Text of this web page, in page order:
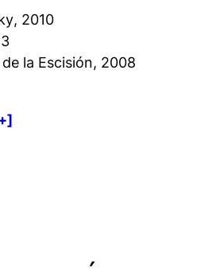
, 2010
la Escisión, 2008